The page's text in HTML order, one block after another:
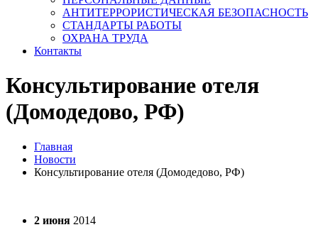
АНТИТЕРРОРИСТИЧЕСКАЯ БЕЗОПАСНОСТЬ
СТАНДАРТЫ РАБОТЫ
ОХРАНА ТРУДА
Контакты
Консультирование отеля
(Домодедово, РФ)
Главная
Новости
Консультирование отеля (Домодедово, РФ)
2 июня 2014